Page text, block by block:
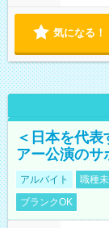
気になる！
＜日本を代
アー公演のサ
アルバイト 職種
ブランクOK